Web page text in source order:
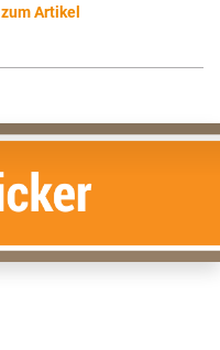
zum Artikel